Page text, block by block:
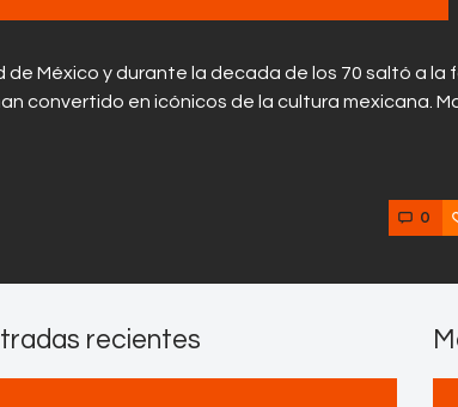
México y durante la decada de los 70 saltó a la
convertido en icónicos de la cultura mexicana.
0
recientes